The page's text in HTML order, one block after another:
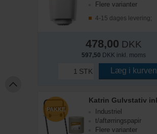
Flere varianter
4-15 dages levering;
478,00 DKK
597,50 DKK inkl. moms
STK Læg i kurven
Industriel
t/aftørringspapir
Flere varianter
PAKKE